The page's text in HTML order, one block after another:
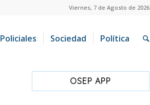
Viernes, 7 de Agosto de 2026
Policiales Sociedad Política
OSEP APP